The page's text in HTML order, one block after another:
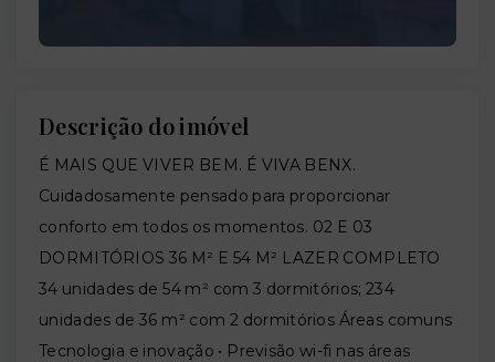
Descrição do imóvel
É MAIS QUE VIVER BEM. É VIVA BENX.
Cuidadosamente pensado para proporcionar
conforto em todos os momentos. 02 E 03
DORMITÓRIOS 36 M² E 54 M² LAZER COMPLETO
34 unidades de 54 m² com 3 dormitórios; 234
unidades de 36 m² com 2 dormitórios Áreas comuns
Tecnologia e inovação • Previsão wi-fi nas áreas